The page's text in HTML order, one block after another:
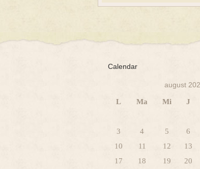
Calendar
august
L Ma Mi J
3
4 5 6
10
11 12 13
17
18 19 20